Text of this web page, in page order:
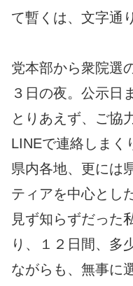
て暫くは、文字通
党本部から衆院選
３日の夜。公示日
とりあえず、ご協
LINEで連絡しまく
県内各地、更には
ティアを中心とし
見ず知らずだった
り、１２日間、多
ながらも、無事に